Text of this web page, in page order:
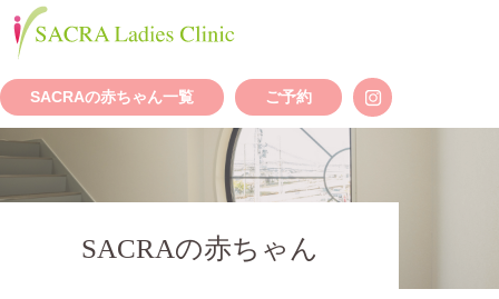
SACRAの赤ちゃん一覧 ご予約
SACRAの赤ちゃん